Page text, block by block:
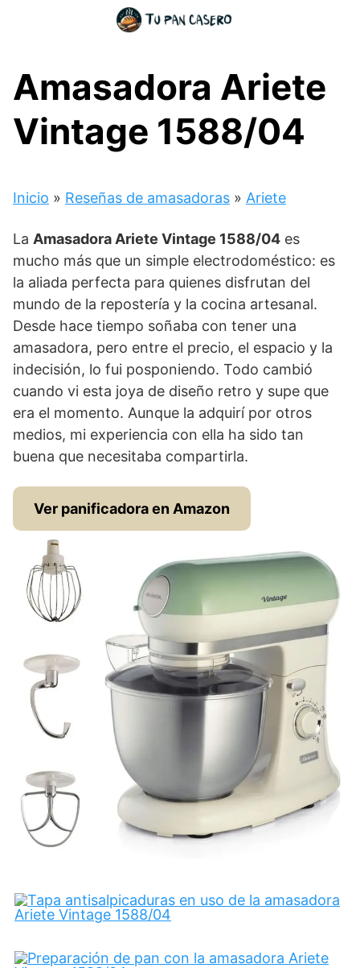
Amasadora Ariete
Vintage 1588/04
Inicio » Reseñas de amasadoras » Ariete
La Amasadora Ariete Vintage 1588/04 es
mucho más que un simple electrodoméstico: es
la aliada perfecta para quienes disfrutan del
mundo de la repostería y la cocina artesanal.
Desde hace tiempo soñaba con tener una
amasadora, pero entre el precio, el espacio y la
indecisión, lo fui posponiendo. Todo cambió
cuando vi esta joya de diseño retro y supe que
era el momento. Aunque la adquirí por otros
medios, mi experiencia con ella ha sido tan
buena que necesitaba compartirla.
Ver panificadora en Amazon